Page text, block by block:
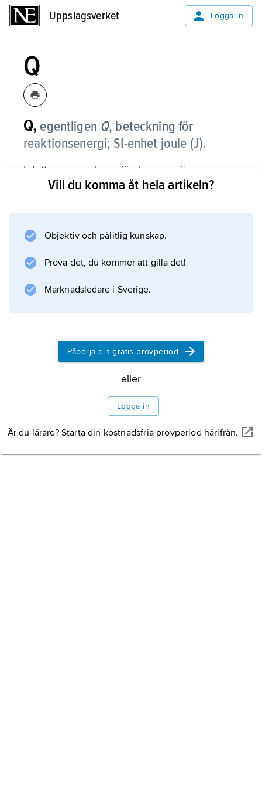
Uppslagsverket Logga in
Q
Q, egentligen Q, beteckning för
reaktionsenergi; SI-enhet joule (J).
I detta sammanhang förekommer även
enheten elektronvolt (eV). 1 eV ≈ 0,160 217 7 aJ
Information om artikeln
Vill du komma åt hela artikeln?
Objektiv och pålitlig kunskap.
Prova det, du kommer att gilla det!
Marknadsledare i Sverige.
Påbörja din gratis provperiod
eller
Logga in
Är du lärare? Starta din kostnadsfria provperiod härifrån.